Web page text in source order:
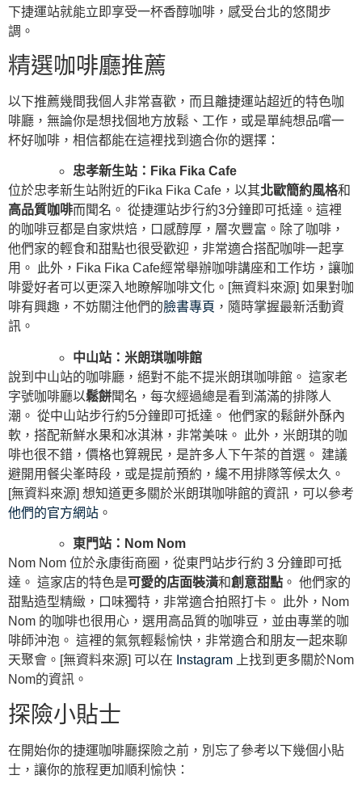
下捷運站就能立即享受一杯香醇咖啡，感受台北的悠閒步
調。
精選咖啡廳推薦
以下推薦幾間我個人非常喜歡，而且離捷運站超近的特色咖
啡廳，無論你是想找個地方放鬆、工作，或是單純想品嚐一
杯好咖啡，相信都能在這裡找到適合你的選擇：
忠孝新生站：Fika Fika Cafe
位於忠孝新生站附近的Fika Fika Cafe，以其北歐簡約風格和
高品質咖啡而聞名。 從捷運站步行約3分鐘即可抵達。這裡
的咖啡豆都是自家烘焙，口感醇厚，層次豐富。除了咖啡，
他們家的輕食和甜點也很受歡迎，非常適合搭配咖啡一起享
用。 此外，Fika Fika Cafe經常舉辦咖啡講座和工作坊，讓咖
啡愛好者可以更深入地瞭解咖啡文化。[無資料來源] 如果對咖
啡有興趣，不妨關注他們的臉書專頁 ，隨時掌握最新活動資
訊。
中山站：米朗琪咖啡館
說到中山站的咖啡廳，絕對不能不提米朗琪咖啡館。 這家老
字號咖啡廳以鬆餅聞名，每次經過總是看到滿滿的排隊人
潮。 從中山站步行約5分鐘即可抵達。 他們家的鬆餅外酥內
軟，搭配新鮮水果和冰淇淋，非常美味。 此外，米朗琪的咖
啡也很不錯，價格也算親民，是許多人下午茶的首選。 建議
避開用餐尖峯時段，或是提前預約，纔不用排隊等候太久。
[無資料來源] 想知道更多關於米朗琪咖啡館的資訊，可以參考
他們的官方網站 。
東門站：Nom Nom
Nom Nom 位於永康街商圈，從東門站步行約 3 分鐘即可抵
達。 這家店的特色是可愛的店面裝潢和創意甜點 。 他們家的
甜點造型精緻，口味獨特，非常適合拍照打卡。 此外，Nom
Nom 的咖啡也很用心，選用高品質的咖啡豆，並由專業的咖
啡師沖泡。 這裡的氣氛輕鬆愉快，非常適合和朋友一起來聊
天聚會。[無資料來源] 可以在 Instagram
上找到更多關於Nom
Nom的資訊。
探險小貼士
在開始你的捷運咖啡廳探險之前，別忘了參考以下幾個小貼
士，讓你的旅程更加順利愉快：